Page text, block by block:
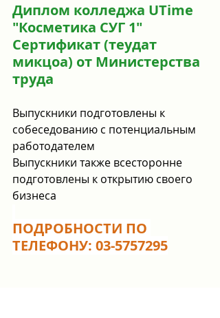
Диплом колледжа UTime
"Косметика СУГ 1"
Сертификат (теудат
микцоа) от Министерства
труда
Выпускники подготовлены к
собеседованию с потенциальным
работодателем
Выпускники также всесторонне
подготовлены к открытию своего
бизнеса
ПОДРОБНОСТИ ПО
ТЕЛЕФОНУ: 03-5757295